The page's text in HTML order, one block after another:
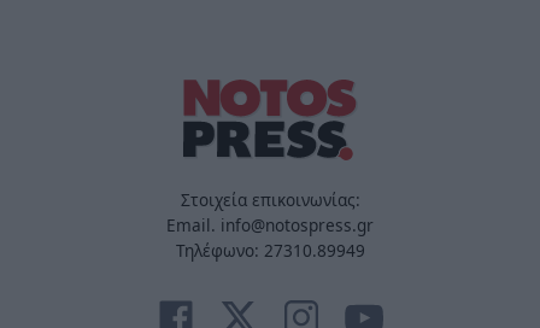
Στοιχεία επικοινωνίας:
Email. info@notospress.gr
Τηλέφωνο: 27310.89949